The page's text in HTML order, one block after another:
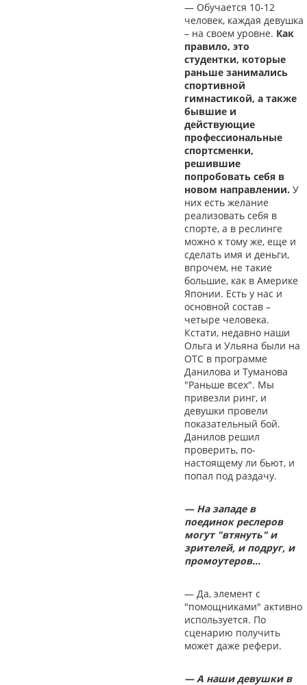
— Обучается 10-12
человек, каждая девушка
– на своем уровне. Как
правило, это
студентки, которые
раньше занимались
спортивной
гимнастикой, а также
бывшие и
действующие
профессиональные
спортсменки,
решившие
попробовать себя в
новом направлении. У
них есть желание
реализовать себя в
спорте, а в реслинге
можно к тому же, еще и
сделать имя и деньги,
впрочем, не такие
большие, как в Америке
Японии. Есть у нас и
основной состав –
четыре человека.
Кстати, недавно наши
Ольга и Ульяна были на
ОТС в программе
Данилова и Туманова
"Раньше всех". Мы
привезли ринг, и
девушки провели
показательный бой.
Данилов решил
проверить, по-
настоящему ли бьют, и
попал под раздачу.
— На западе в
поединок реслеров
могут "втянуть" и
зрителей, и подруг, и
промоутеров…
— Да, элемент с
"помощниками" активно
используется. По
сценарию получить
может даже рефери.
— А наши девушки в